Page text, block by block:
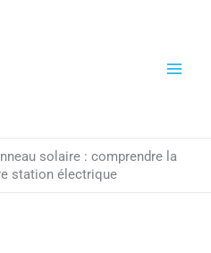
solaire : comprendre la
station électrique